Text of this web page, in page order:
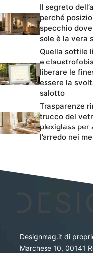
Il segreto
perché
specchio
sole è la vera
Quella sottile
e
liberare le
essere la
salotto
Trasparenze
trucco del
plexiglass per
l’arredo nei
Designmag.it di
Marchese 10, 00141